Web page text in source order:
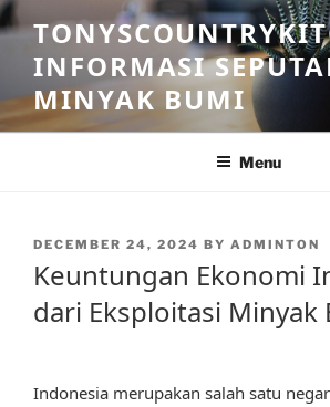
Skip
to
contentINFORMASI
MINYAK BUMI
Menu
POSTED
DECEMBER 24, 2024 BY ADMINTON
Keuntungan Ekonomi
dari Eksploitasi Minyak
Indonesia merupakan salah satu